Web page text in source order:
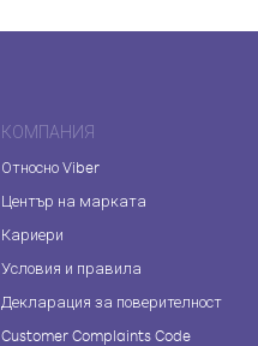
КОМПАНИЯ
Относно Viber
Център на марката
Кариери
Условия и правила
Декларация за поверителност
Customer Complaints Code